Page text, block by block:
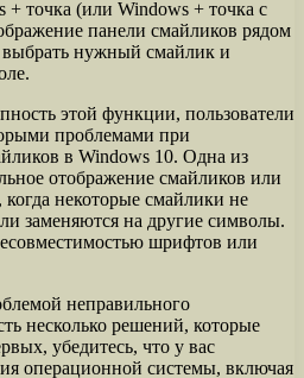
+ точка (или Windows + точка с
панели смайликов рядом
нужный смайлик и
этой функции, пользователи
проблемами при
в Windows 10. Одна из
отображение смайликов или
некоторые смайлики не
заменяются на другие символы.
шрифтов или
неправильного
несколько решений, которые
убедитесь, что у вас
операционной системы, включая